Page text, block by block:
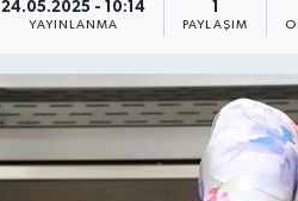
24.05.2025 - 10:14
YAYINLANMA PAYLAŞIM